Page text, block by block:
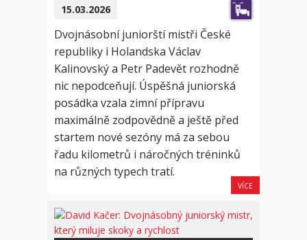
15.03.2026
Dvojnásobní juniorští mistři České
republiky i Holandska Václav
Kalinovský a Petr Padevět rozhodně
nic nepodceňují. Úspěšná juniorská
posádka vzala zimní přípravu
maximálně zodpovědně a ještě před
startem nové sezóny má za sebou
řadu kilometrů i náročných tréninků
na různých typech tratí.
VÍCE